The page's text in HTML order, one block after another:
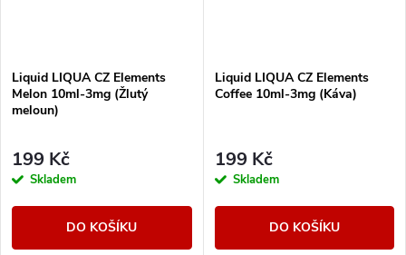
Liquid LIQUA CZ Elements
Melon 10ml-3mg (Žlutý
meloun)
199 Kč
Skladem
DO KOŠÍKU
Liquid LIQUA CZ Elements
Coffee 10ml-3mg (Káva)
199 Kč
Skladem
DO KOŠÍKU